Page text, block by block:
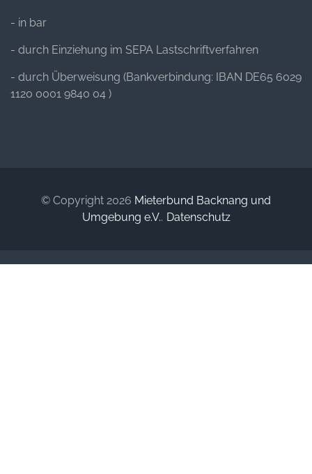
- in bar
- durch Einziehung im SEPA Lastschriftverfahren
- durch Überweisung (Bankverbindung: IBAN DE65 6029
1120 0001 9840 04 )
© Copyright 2026 Mieterbund Backnang und
Umgebung e.V.. Datenschutz